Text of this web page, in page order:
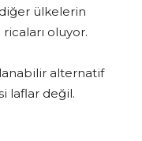
ülkelerin
oluyor.
alternatif
laflar değil.